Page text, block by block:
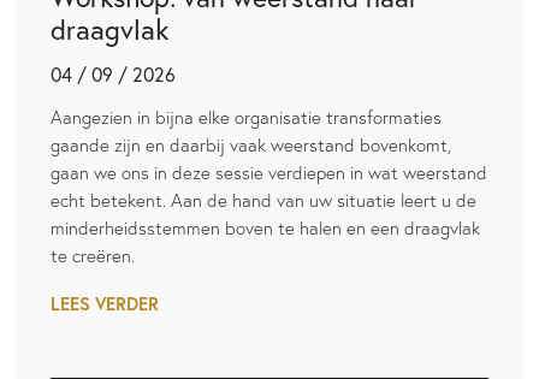
draagvlak
04 / 09 / 2026
Aangezien in bijna elke organisatie transformaties
gaande zijn en daarbij vaak weerstand bovenkomt,
gaan we ons in deze sessie verdiepen in wat weerstand
echt betekent. Aan de hand van uw situatie leert u de
minderheidsstemmen boven te halen en een draagvlak
te creëren.
LEES VERDER